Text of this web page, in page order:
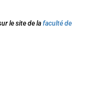
le site de lafaculté de